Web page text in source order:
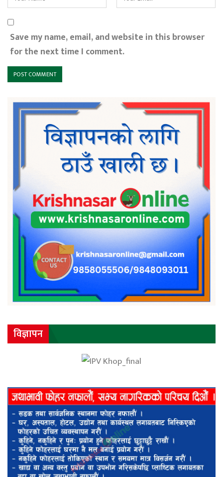
Save my name, email, and website in this browser
for the next time I comment.
विज्ञापन